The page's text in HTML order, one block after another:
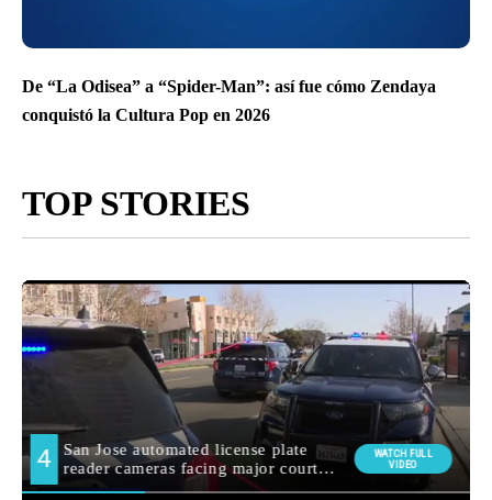
De “La Odisea” a “Spider-Man”: así fue cómo Zendaya
conquistó la Cultura Pop en 2026
TOP STORIES